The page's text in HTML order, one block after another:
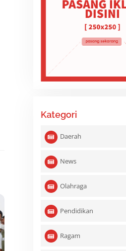
Kategori
Daerah
News
Olahraga
Pendidikan
Ragam